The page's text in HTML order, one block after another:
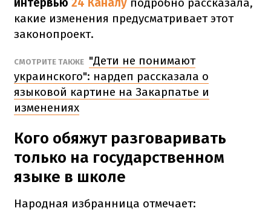
какие изменения предусматривает этот
законопроект.
СМОТРИТЕ ТАКЖЕ "Дети не понимают
украинского": нардеп рассказала о
языковой картине на Закарпатье и
изменениях
Кого обяжут разговаривать
только на государственном
языке в школе
Народная избранница отмечает: